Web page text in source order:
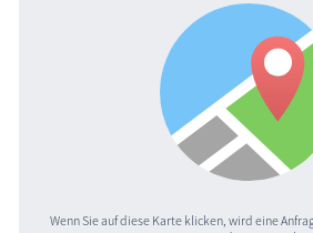
Wenn Sie auf diese Karte klicken, wird eine